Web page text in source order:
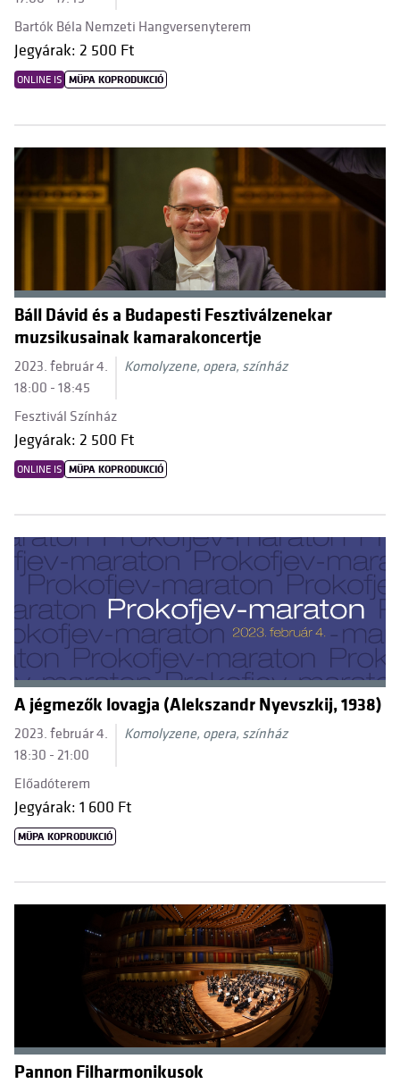
Bartók Béla Nemzeti Hangversenyterem
Jegyárak: 2 500 Ft
ONLINE IS MÜPA KOPRODUKCIÓ
Báll Dávid és a Budapesti Fesztiválzenekar
muzsikusainak kamarakoncertje
2023. február 4.
18:00 - 18:45
Komolyzene, opera, színház
Fesztivál Színház
Jegyárak: 2 500 Ft
ONLINE IS MÜPA KOPRODUKCIÓ
A jégmezők lovagja (Alekszandr Nyevszkij, 1938)
2023. február 4.
18:30 - 21:00
Komolyzene, opera, színház
Előadóterem
Jegyárak: 1 600 Ft
MÜPA KOPRODUKCIÓ
Pannon Filharmonikusok